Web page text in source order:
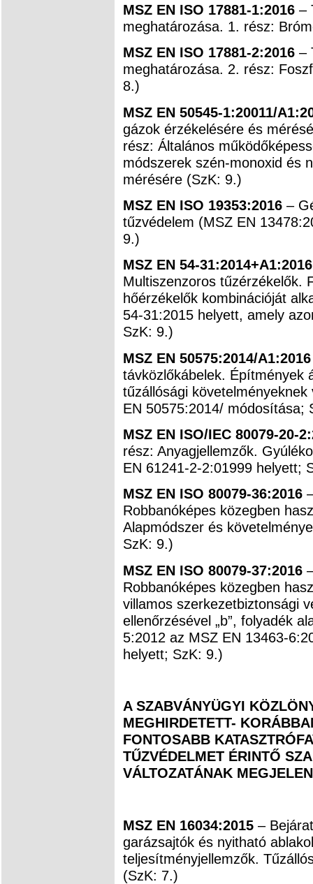
MSZ EN ISO 17881-1:2016–
meghatározása. 1. rész:
MSZ EN ISO 17881-2:2016–
meghatározása. 2. rész:
8.)
MSZ EN 50545-1:20011/
gázok érzékelésére és
rész: Általános
módszerek szén-monoxid és
mérésére (SzK: 9.)
MSZ EN ISO 19353:2016 –
tűzvédelem (MSZ EN
9.)
MSZ EN 54-
Multiszenzoros tűzérzékelők.
hőérzékelők kombinációját
54-31:2015 helyett, amely
SzK: 9.)
MSZ EN 50575:2014/
távközlőkábelek. Építmények
tűzállósági
EN 50575:2014/ módosítása;
MSZ EN ISO/IEC 80079-20-
rész: Anyagjellemzők.
EN 61241-2-2:01999 helyett;
MSZ EN ISO 80079-36:2016–
Robbanóképes közegben
Alapmódszer és
SzK: 9.)
MSZ EN ISO 80079-37:2016–
Robbanóképes közegben
villamos szerkezetbiztonsági
ellenőrzésével „b”, folyadék
5:2012 az MSZ EN 13463-
helyett; SzK: 9.)
A SZABVÁNYÜGYI
MEGHIRDETETT-
FONTOSABB
TŰZVÉDELMET ÉRINTŐ
VÁLTOZATÁNAK
MSZ EN 16034:2015–
garázsajtók és nyitható
teljesítményjellemzők.
(SzK: 7.)